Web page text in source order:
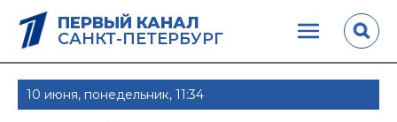
ПЕРВЫЙ КАНАЛ
САНКТ-ПЕТЕРБУРГ
10 июня, понедельник, 11:34